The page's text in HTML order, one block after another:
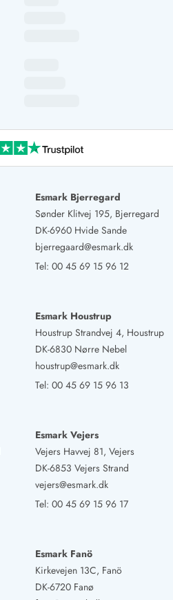
Esmark Bjerregard
Sønder Klitvej 195, Bjerregard
DK-6960 Hvide Sande
bjerregaard@esmark.dk
Tel: 00 45 69 15 96 12
Esmark Houstrup
Houstrup Strandvej 4, Houstrup
DK-6830 Nørre Nebel
houstrup@esmark.dk
Tel: 00 45 69 15 96 13
Esmark Vejers
Vejers Havvej 81, Vejers
DK-6853 Vejers Strand
vejers@esmark.dk
Tel: 00 45 69 15 96 17
Esmark Fanö
Kirkevejen 13C, Fanö
DK-6720 Fanø